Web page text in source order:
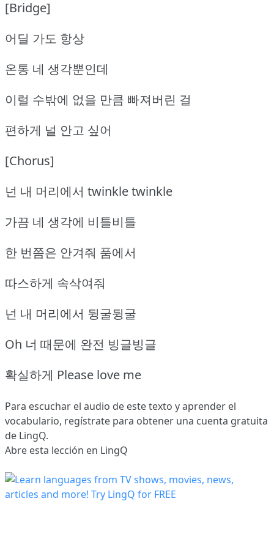
[Bridge]
어딜 가도 항상
온통 네 생각뿐인데
이럴 수밖에 없을 만큼 빠져버린 걸
편하게 널 안고 싶어
[Chorus]
넌 내 머리에서 twinkle twinkle
가끔 네 생각에 비틀비틀
한 번쯤은 안겨줘 품에서
따스하게 속삭여줘
넌 내 머리에서 뒹굴뒹굴
Oh 너 때문에 완전 빙글빙글
확실하게 Please love me
Para escuchar el audio de este texto y aprender el
vocabulario, regístrate para obtener una cuenta gratuita
de LingQ.
Abre esta lección en LingQ